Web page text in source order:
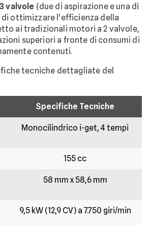
3 valvole (due di aspirazione e una di
ottimizzare l'efficienza della
ai tradizionali motori a 2 valvole,
superiori a fronte di consumi di
contenuti.
tecniche dettagliate del
Specifiche Tecniche
Monocilindrico i-get, 4 tempi
155 cc
58 mm x 58,6 mm
9,5 kW (12,9 CV) a 7.750 giri/min